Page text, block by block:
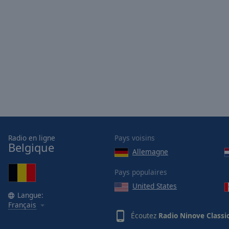
Beginning
dialog
window.
Escape
cancel
and
close
Radio en ligne
Belgique
Langue:
Français
Pays voisins
Allemagne
Pays populaires
United States
Écoutez Radio Ninove